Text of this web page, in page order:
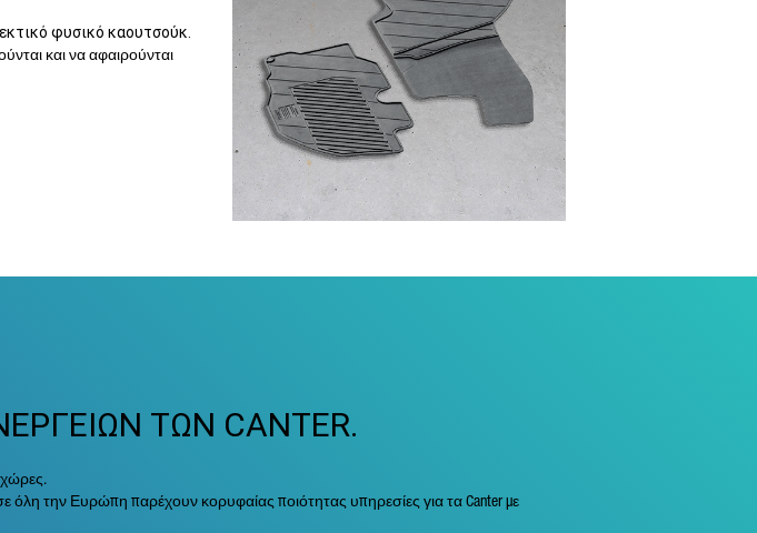
φυσικό καουτσούκ.
και να αφαιρούνται
ΤΩΝ CANTER.
χώρες.
όλη την Ευρώπη παρέχουν κορυφαίας ποιότητας υπηρεσίες για τα Canter με